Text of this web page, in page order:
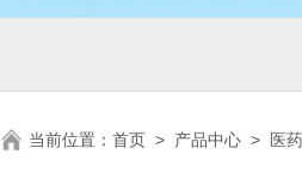
当前位置： 首页 > 产品中心 > 医